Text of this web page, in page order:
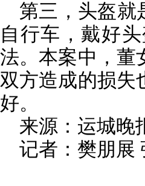
第三，头盔就
自行车，戴好
法。本案中，董
双方造成的损失
好。
来源：运城晚
记者：樊朋展